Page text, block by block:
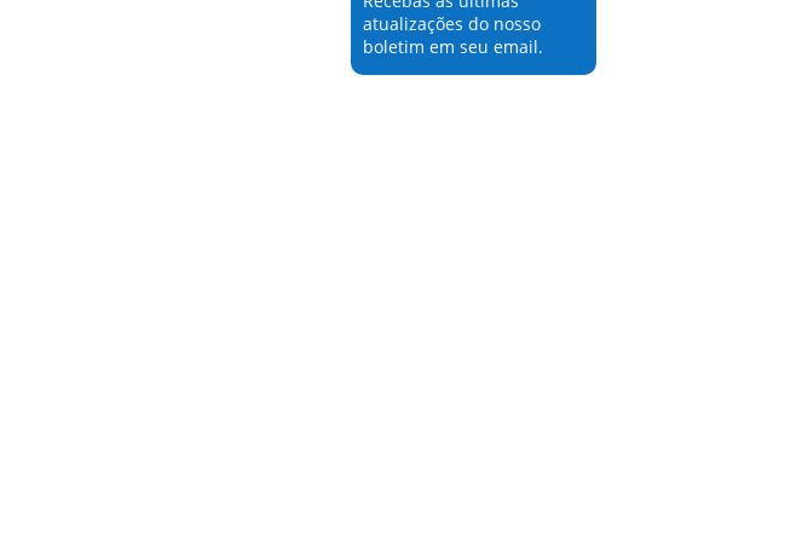
atualizações do nosso
boletim em seu email.